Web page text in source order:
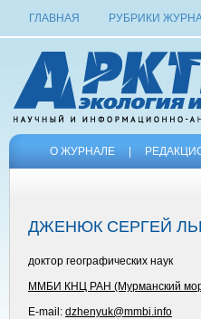
ГЛАВНАЯ РУБРИКИ
О ЖУРНАЛЕ
ДЖЕНЮК СЕРГЕЙ
доктор географических наук
ММБИ КНЦ РАН (Мурманский
E-mail: dzhenyuk@mmbi.info